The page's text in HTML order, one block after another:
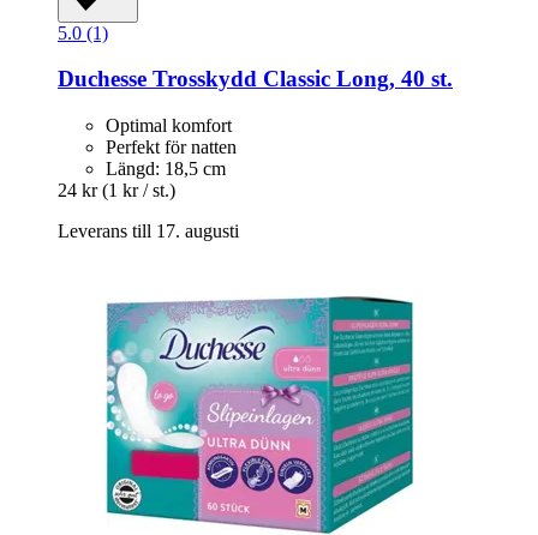
5.0 (1)
Duchesse Trosskydd Classic Long, 40 st.
Optimal komfort
Perfekt för natten
Längd: 18,5 cm
24 kr (1 kr / st.)
Leverans till 17. augusti